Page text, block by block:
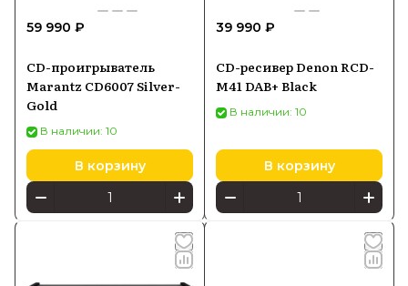
59 990 ₽
CD-проигрыватель
Marantz CD6007 Silver-
Gold
В наличии: 10
В корзину
39 990 ₽
CD-ресивер Denon RCD-
M41 DAB+ Black
В наличии: 10
В корзину